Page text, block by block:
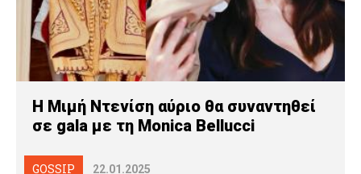
Η Μιμή Ντενίση αύριο θα συναντηθεί
σε gala με τη Monica Bellucci
GOSSIP 22.01.2025